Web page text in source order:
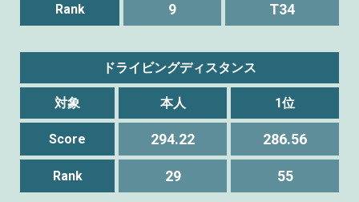
Rank 9 T34
ドライビングディスタンス
対象 本人 1位
Score 294.22 286.56
Rank 29 55